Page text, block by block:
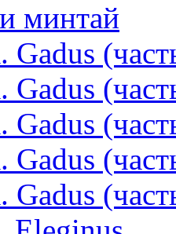
минтай
Gadus
Gadus
Gadus
Gadus
Gadus